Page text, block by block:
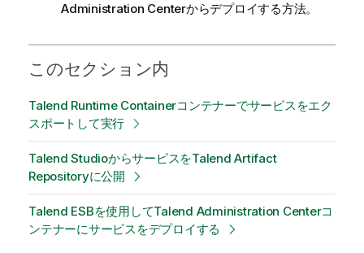
Administration Centerからデプロイする方法。
このセクション内
Talend Runtime Containerコンテナーでサービスをエク
スポートして実行
Talend StudioからサービスをTalend Artifact
Repositoryに公開
Talend ESBを使用してTalend Administration Centerコ
ンテナーにサービスをデプロイする